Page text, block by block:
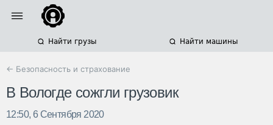
Найти грузы Найти машины
← Безопасность и страхование
В Вологде сожгли грузовик
12:50, 6 Сентября 2020